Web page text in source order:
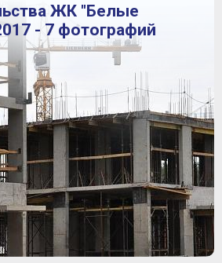
ЖК "Белые
- 7 фотографий